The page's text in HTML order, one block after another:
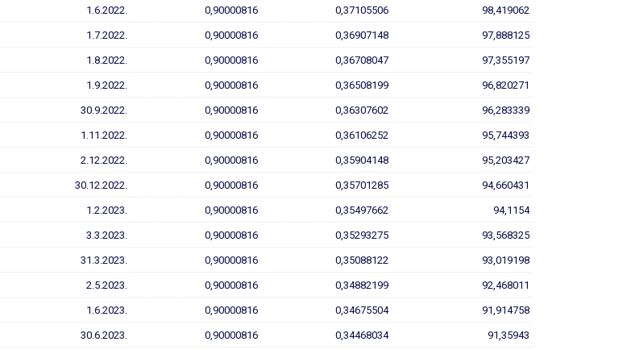
1.6.2022. 0,90000816 0,37105506 98,419062
1.7.2022. 0,90000816 0,36907148 97,888125
1.8.2022. 0,90000816 0,36708047 97,355197
1.9.2022. 0,90000816 0,36508199 96,820271
30.9.2022. 0,90000816 0,36307602 96,283339
1.11.2022. 0,90000816 0,36106252 95,744393
2.12.2022. 0,90000816 0,35904148 95,203427
30.12.2022. 0,90000816 0,35701285 94,660431
1.2.2023. 0,90000816 0,35497662 94,1154
3.3.2023. 0,90000816 0,35293275 93,568325
31.3.2023. 0,90000816 0,35088122 93,019198
2.5.2023. 0,90000816 0,34882199 92,468011
1.6.2023. 0,90000816 0,34675504 91,914758
30.6.2023. 0,90000816 0,34468034 91,35943